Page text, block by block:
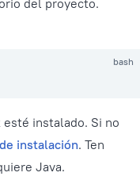
del proyecto.
bash
instalado. Si no
instalación. Ten
Java.